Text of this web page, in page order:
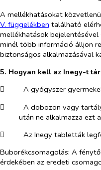
A mellékhatásokat
V. függelékben található
mellékhatások bejelentésével
minél több információ álljon
biztonságos alkalmazásával
5. Hogyan kell az Inegy-t
​
A gyógyszer
​
A dobozon vagy
után ne alkalmazza ezt
​
Az Inegy tabletták
Buborékcsomagolás: A
érdekében az eredeti